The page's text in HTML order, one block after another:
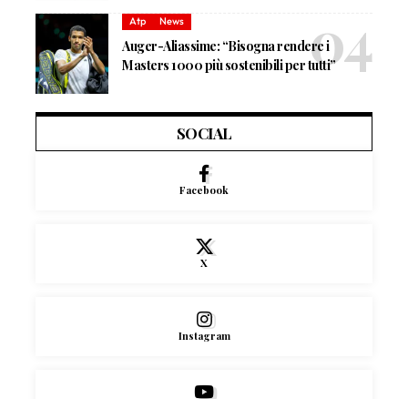
Atp News
Auger-Aliassime: “Bisogna rendere i
Masters 1000 più sostenibili per tutti”
SOCIAL
Facebook
X
Instagram